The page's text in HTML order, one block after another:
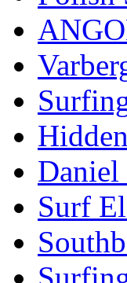
Daniel
Surf